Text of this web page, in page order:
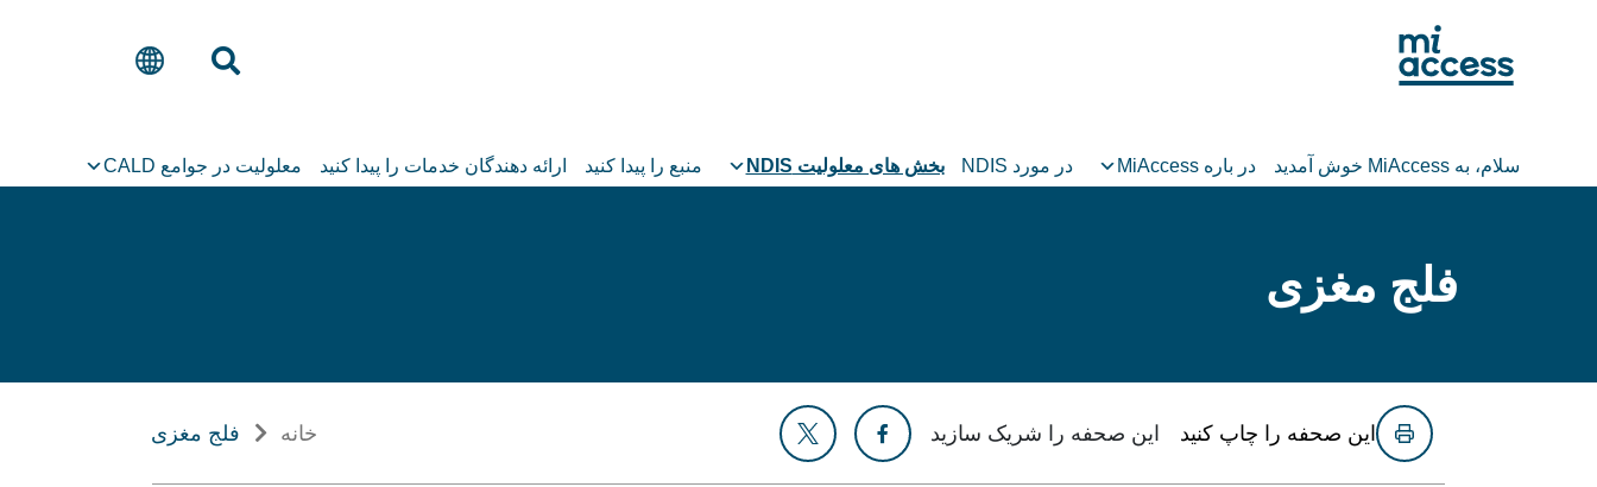
سلام، به MiAccess خوش آمدید در باره MiAccess در مورد NDIS بخش های معلولیت NDIS منبع را پیدا کنید ارائه دهندگان خدمات را پیدا کنید معلولیت در جوامع CALD
فلج مغزی
خانه فلج مغزی این صحفه را شریک سازید این صحفه را چاپ کنید